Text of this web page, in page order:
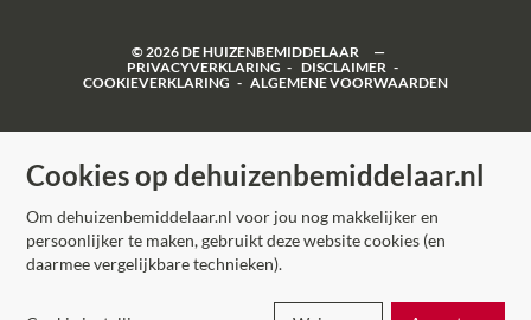
© 2026DE HUIZENBEMIDDELAAR
PRIVACYVERKLARING
DISCLAIMER
COOKIEVERKLARING
ALGEMENE VOORWAARDEN
Cookies op dehuizenbemiddelaar.nl
Om dehuizenbemiddelaar.nl voor jou nog makkelijker en
persoonlijker te maken, gebruikt deze website cookies (en
daarmee vergelijkbare technieken).